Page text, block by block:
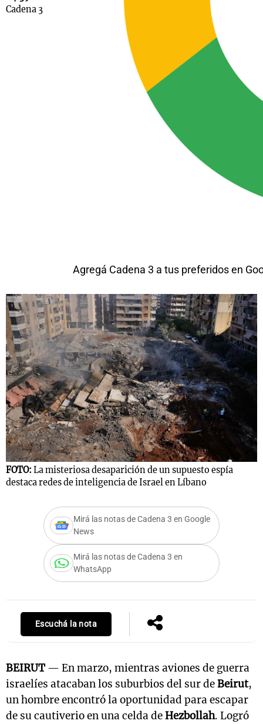
Cadena 3
Agregá Cadena 3 a tus preferidos en
FOTO: La misteriosa desaparición de un supuesto espía
destaca redes de inteligencia de Israel en Líbano
Mirá las notas de Cadena 3 en Google
News
Mirá las notas de Cadena 3 en
WhatsApp
Escuchá la nota
BEIRUT — En marzo, mientras aviones de guerra
israelíes atacaban los suburbios del sur deBeirut,
un hombre encontró la oportunidad para escapar
de su cautiverio en una celda deHezbollah. Logró